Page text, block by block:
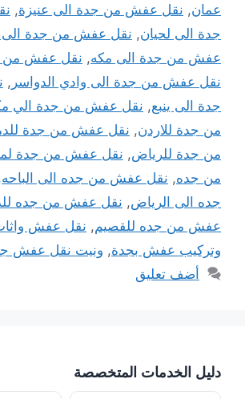
عمان, نقل عفش من جدة الى عنيزة,
جدة الى لحيان, نقل عفش من جدة الى
عفش من جدة الى مكه, نقل عفش من
نقل عفش من جدة الى وادي الدواسر ,
جدة الى ينبع, نقل عفش من جدة الي
من جدة للاردن, نقل عفش من جدة
من جدة للرياض, نقل عفش من جدة
من جده, نقل عفش من جده الى الباحه,
جده الى الرياض, نقل عفش من جده
عفش من جده للقصيم, نقل عفش
وتركيب عفش بجدة, ونيت نقل عفش
أضف تعليق
دليل الخدمات المتخصصة